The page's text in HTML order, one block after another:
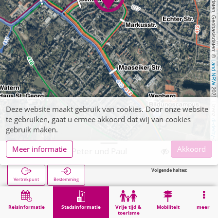
, Kartendaten, Geobasisdaten: ©
Land NRW
2021, Lizenz
dl-de/by-2-0
Reisinformatie Stadsinformatie
Vrije tijd &
toerisme
Mobiliteit meer
Wegberg, St. Peter und Paul
Vertrekpunt Bestemming
Stadsinformatie Wegberg, St. Peter und Paul
Deze website maakt gebruik van cookies. Door onze website
te gebruiken, gaat u ermee akkoord dat wij van cookies
gebruik maken.
Meer informatie
Akkoord